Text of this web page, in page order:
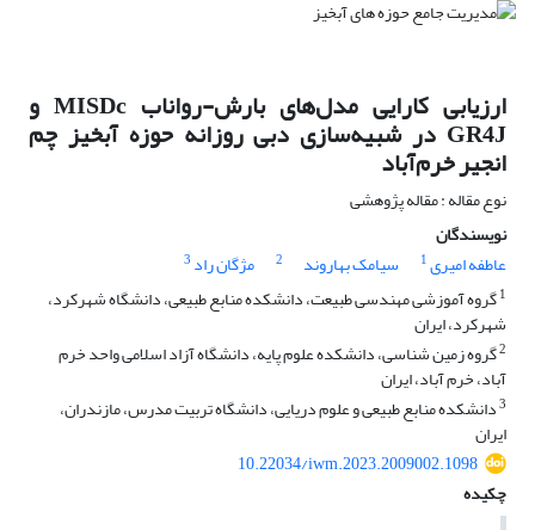
ارزیابی کارایی مدل‌های بارش-رواناب MISDc و
GR4J در شبیه‌سازی دبی روزانه حوزه آبخیز چم
انجیر خرم‌آباد
نوع مقاله : مقاله پژوهشی
نویسندگان
عاطفه امیری1 سیامک بهاروند 2 مژگان راد 3
1گروه آموزشی مهندسی طبیعت، دانشکده منابع طبیعی، دانشگاه شهرکرد،
شهرکرد، ایران
2گروه زمین شناسی، دانشکده علوم پایه، دانشگاه آزاد اسلامی واحد خرم
آباد، خرم آباد، ایران
3دانشکده منابع طبیعی و علوم دریایی، دانشگاه تربیت مدرس، مازندران،
ایران
10.22034/iwm.2023.2009002.1098
چکیده